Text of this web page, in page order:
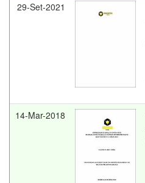
29-Set-2021
14-Mar-2018